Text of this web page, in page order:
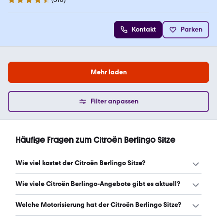
4.6 Sterne
Kontakt Parken
Mehr laden
Filter anpassen
Häufige Fragen zum Citroën Berlingo Sitze
Wie viel kostet der Citroën Berlingo Sitze?
Ein guter Preis für einen Citroën Berlingo Sitze liegt
ab 340 € monatlich. (Stand: 8.8.2026)
Wie viele Citroën Berlingo-Angebote gibt es aktuell?
Es gibt insgesamt 98 Citroën Berlingo bei mobile.de,
Welche Motorisierung hat der Citroën Berlingo Sitze?